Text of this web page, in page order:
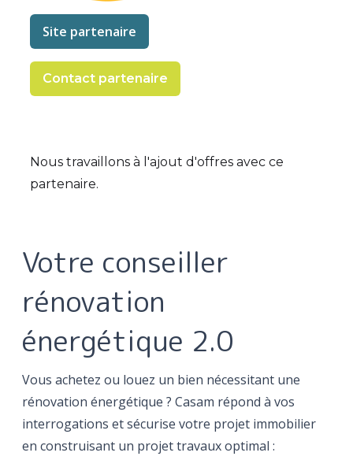
Site partenaire
Contact partenaire
Nous travaillons à l'ajout d'offres avec ce
partenaire.
Votre conseiller
rénovation
énergétique 2.0
Vous achetez ou louez un bien nécessitant une
rénovation énergétique ? Casam répond à vos
interrogations et sécurise votre projet immobilier
en construisant un projet travaux optimal :